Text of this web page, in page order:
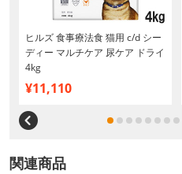
ヒルズ 食事療法食 猫用 c/d シー
ディー マルチケア 尿ケア ドライ
4kg
¥11,110
関連商品